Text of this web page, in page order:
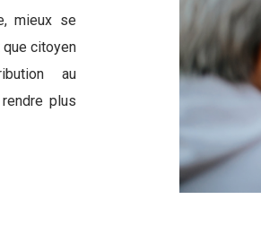
mieux se
que citoyen
au
plus